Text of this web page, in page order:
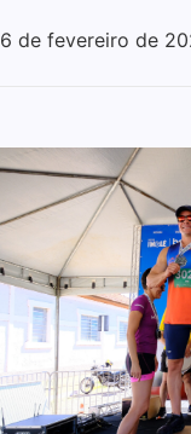
6 de fevereiro de